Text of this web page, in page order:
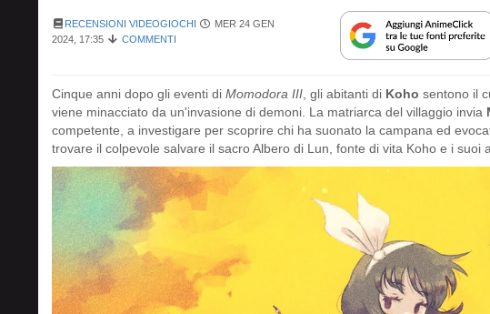
RECENSIONI VIDEOGIOCHI
MER 24 GEN
2024, 17:35
COMMENTI
Cinque anni dopo gli eventi di Momodora III , gli abitanti di Koho sentono il
viene minacciato da un'invasione di demoni. La matriarca del villaggio invia
competente, a investigare per scoprire chi ha suonato la campana ed
trovare il colpevole salvare il sacro Albero di Lun, fonte di vita Koho e i suoi